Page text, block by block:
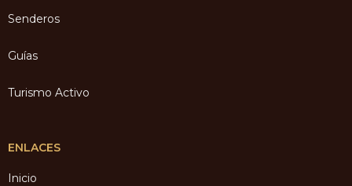
Senderos
Guías
Turismo Activo
ENLACES
Inicio